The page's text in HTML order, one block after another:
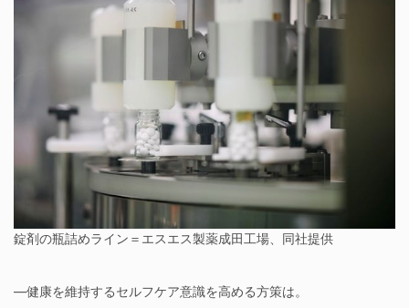
錠剤の瓶詰めライン＝エスエス製薬成田工場、同社提供
―健康を維持するセルフケア意識を高める方策は。